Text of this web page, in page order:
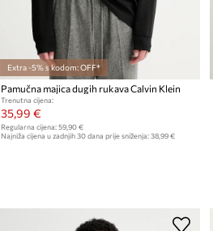
Extra -5% s kodom: OFF*
Pamučna majica dugih rukava Calvin Klein
Trenutna cijena:
35,99 €
Regularna cijena: 59,90 €
Najniža cijena u zadnjih 30 dana prije sniženja: 38,99 €